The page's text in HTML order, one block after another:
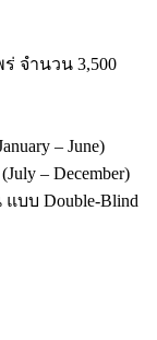
จำนวน 3,500
– June)
– December)
บบ Double-Blind